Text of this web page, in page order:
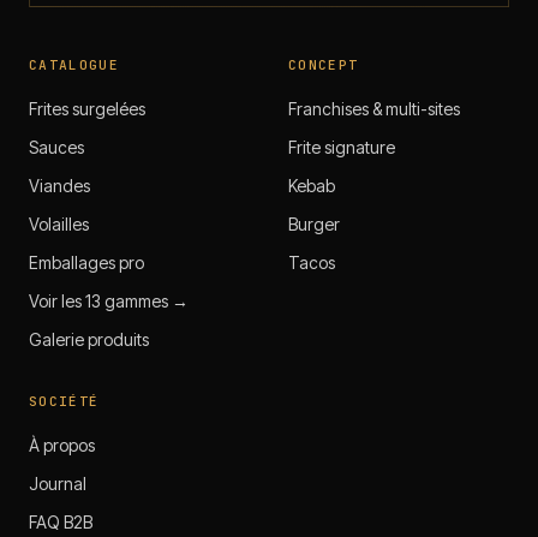
CATALOGUE
Frites surgelées
Sauces
Viandes
Volailles
Emballages pro
Voir les 13 gammes →
Galerie produits
CONCEPT
Franchises & multi-sites
Frite signature
Kebab
Burger
Tacos
SOCIÉTÉ
À propos
Journal
FAQ B2B